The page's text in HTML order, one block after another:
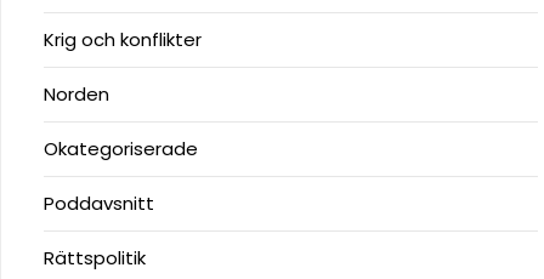
Krig och konflikter
Norden
Okategoriserade
Poddavsnitt
Rättspolitik